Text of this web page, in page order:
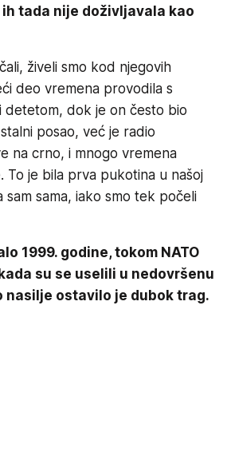
tada nije doživljavala kao
živeli smo kod njegovih
deo vremena provodila s
detetom, dok je on često bio
posao, već je radio
na crno, i mnogo vremena
To je bila prva pukotina u našoj
sam sama, iako smo tek počeli
1999. godine, tokom NATO
su se uselili u nedovršenu
nasilje ostavilo je dubok trag.